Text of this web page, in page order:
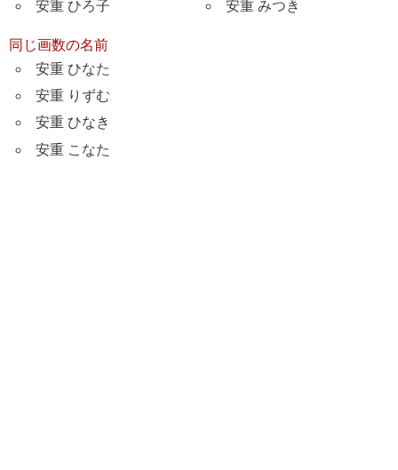
安重 ひろ子 安重 みつき
同じ画数の名前
安重 ひなた
安重 りずむ
安重 ひなき
安重 こなた